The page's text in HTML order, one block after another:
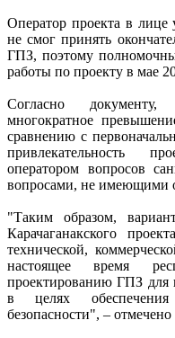
Оператор проекта в лице
не смог принять
ГПЗ, поэтому
работы по проекту в мае
Согласно
многократное
сравнению с
привлекательность
оператором вопросов
вопросами, не имеющими
"Таким образом,
Карачаганакского
технической,
настоящее время
проектированию ГПЗ для
в целях обеспечения
безопасности", –